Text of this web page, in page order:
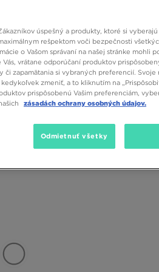
v 90. rokoch, keď jej logo nosili
väčšou silou. Súčasný streetwear
Fila Panache zahŕňa modely
na cestu do škôlky, na školskú
Detská obuvFila Panachesa
sa topánky dokonale
vám ani počas dlhých prechádzok
že v JD nájdete viacero modelov,
nájdete modely s ružovými,
s mikinami a joggermi alebo s
a sukňou. Zaistite svojmu dieťaťu
úspešný a produkty, ktoré si
rešpektom voči bezpečnosti
o Vašom správaní na našej stránke mohli
vrátane odporúčaní produktov
či zapamätania si vybraných preferencií.
zmeniť, a to kliknutím na
prispôsobenú Vašim preferenciám,
zásadách ochrany osobných údajov.
Odmietnuť všetky